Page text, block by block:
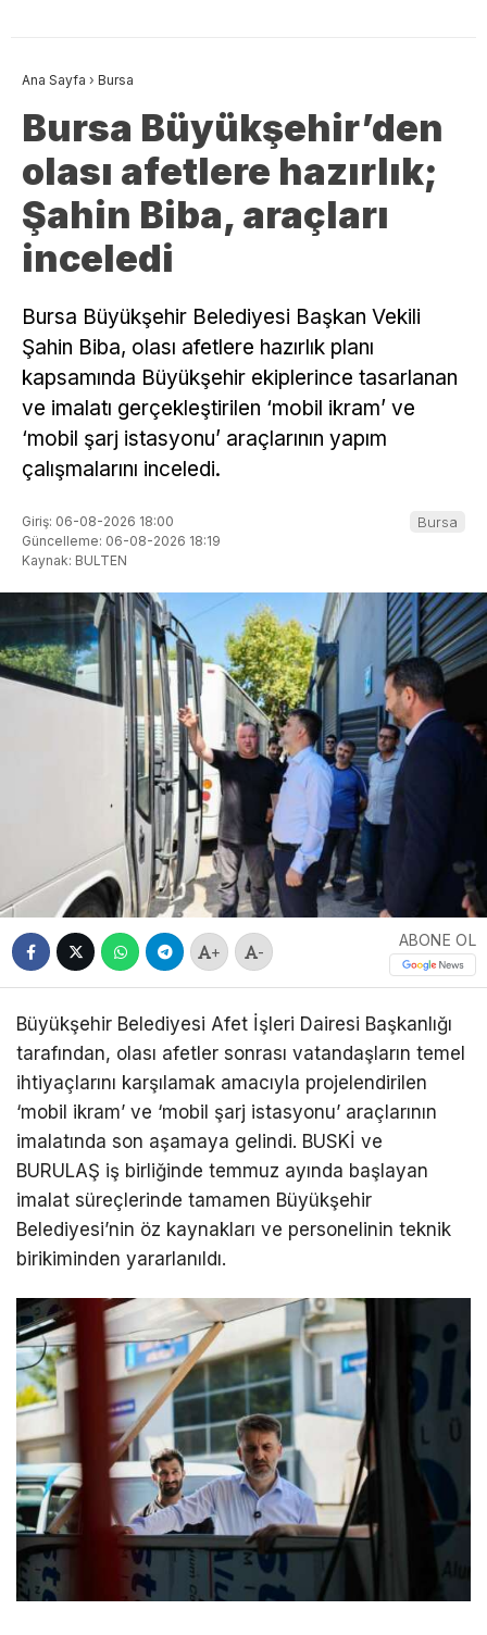
Ana Sayfa › Bursa
Bursa Büyükşehir’den
olası afetlere hazırlık;
Şahin Biba, araçları
inceledi
Bursa Büyükşehir Belediyesi Başkan Vekili
Şahin Biba, olası afetlere hazırlık planı
kapsamında Büyükşehir ekiplerince tasarlanan
ve imalatı gerçekleştirilen ‘mobil ikram’ ve
‘mobil şarj istasyonu’ araçlarının yapım
çalışmalarını inceledi.
Giriş: 06-08-2026 18:00
Güncelleme: 06-08-2026 18:19
Kaynak: BULTEN
Bursa
+ -
ABONE OL
Büyükşehir Belediyesi Afet İşleri Dairesi Başkanlığı
tarafından, olası afetler sonrası vatandaşların temel
ihtiyaçlarını karşılamak amacıyla projelendirilen
‘mobil ikram’ ve ‘mobil şarj istasyonu’ araçlarının
imalatında son aşamaya gelindi. BUSKİ ve
BURULAŞ iş birliğinde temmuz ayında başlayan
imalat süreçlerinde tamamen Büyükşehir
Belediyesi’nin öz kaynakları ve personelinin teknik
birikiminden yararlanıldı.